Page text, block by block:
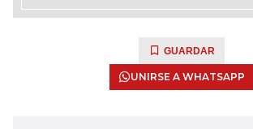
GUARDAR
UNIRSE A WHATSAPP